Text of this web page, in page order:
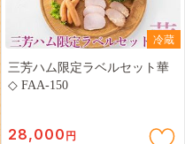
冷蔵
三芳ハム限定ラベルセット華
◇ FAA-150
28,000 円